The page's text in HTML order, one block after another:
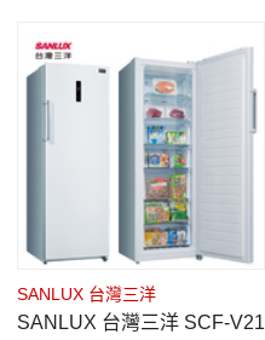
SANLUX 台灣三洋
SANLUX 台灣三洋 SCF-V21